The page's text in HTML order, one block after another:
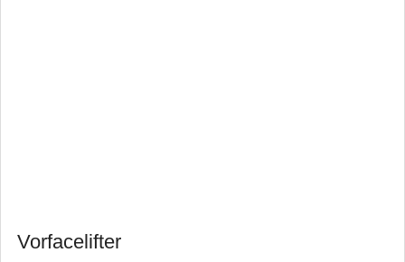
Vorfacelifter